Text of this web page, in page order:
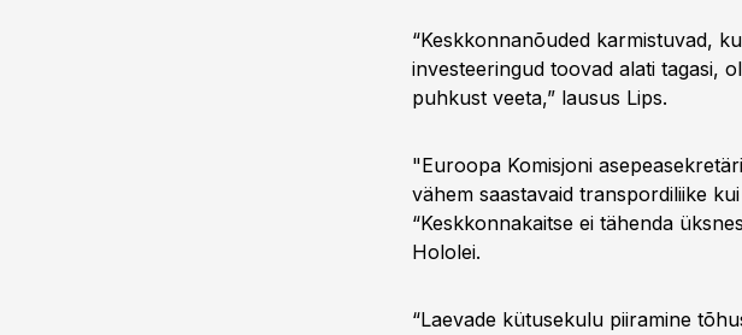
“Keskkonnanõuded karmistuvad,
investeeringud toovad alati tagasi,
puhkust veeta,” lausus Lips.
"Euroopa Komisjoni
vähem saastavaid transpordiliike
“Keskkonnakaitse ei tähenda
Hololei.
“Laevade kütusekulu piiramine